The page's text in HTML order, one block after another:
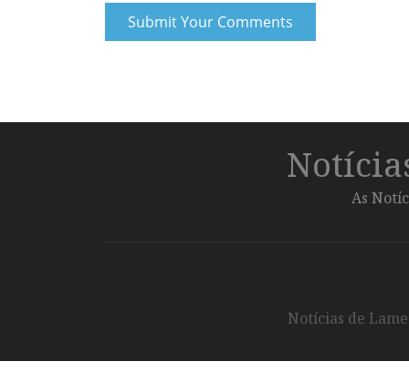
As
Notícias de